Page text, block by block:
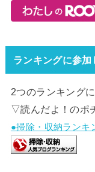
ランキングに参加
2つのランキング
▽読んだよ！のポ
●掃除・収納ランキ